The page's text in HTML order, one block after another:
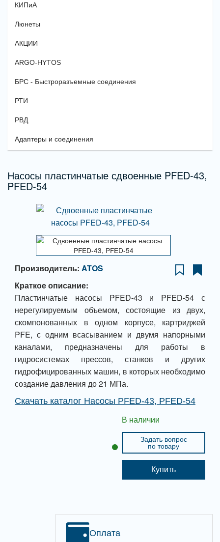
КИПиА
Люнеты
АКЦИИ
ARGO-HYTOS
БРС - Быстроразъемные соединения
РТИ
РВД
Адаптеры и соединения
Насосы пластинчатые сдвоенные PFED-43,
PFED-54
Производитель: ATOS
Краткое описание:
Пластинчатые насосы PFED-43 и PFED-54 с
нерегулируемым объемом, состоящие из двух,
скомпонованных в одном корпусе, картриджей
PFE, с одним всасыванием и двумя напорными
каналами, предназначены для работы в
гидросистемах прессов, станков и других
гидрофицированных машин, в которых необходимо
создание давления до 21 МПа.
Скачать каталог Насосы PFED-43, PFED-54
В наличии
Задать вопрос
по товару
Купить
Оплата